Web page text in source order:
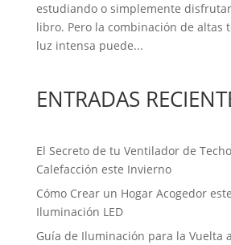
estudiando o simplemente
libro. Pero la combinación de altas
luz intensa puede...
ENTRADAS
El Secreto de tu Ventilador de
Calefacción este Invierno
Cómo Crear un Hogar Acogedor
Iluminación LED
Guía de Iluminación para la Vuelta